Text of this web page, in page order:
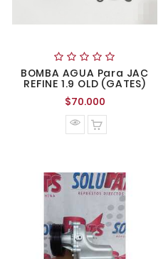
BOMBA AGUA Para JAC
REFINE 1.9 OLD (GATES)
$70.000Precio
normal